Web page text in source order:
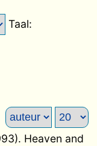
Taal:
Heaven and